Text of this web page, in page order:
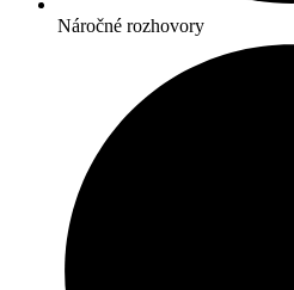
Náročné rozhovory